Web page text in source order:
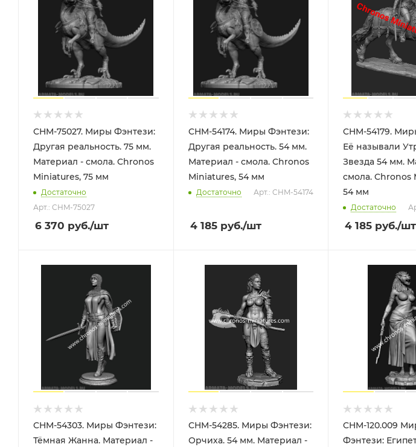
CHM-75027. Миры Фэнтези:
Другая реальность. 75 мм.
Материал - смола. Chronos
Miniatures, 75 мм
Достаточно
Арт.: CHM-75027
6 370 руб./шт
CHM-54174. Миры Фэнтези:
Другая реальность. 54 мм.
Материал - смола. Chronos
Miniatures, 54 мм
Достаточно Арт.: CHM-54174
4 185руб./шт
CHM-54179.
Её называли
Звезда 54 мм.
смола. Chronos
54 мм
Достаточно
4 185 руб./шт
CHM-54303. Миры Фэнтези:
Тёмная Жанна. Материал -
CHM-54285. Миры Фэнтези:
Орчиха. 54 мм. Материал -
CHM-120.009
Фэнтези: